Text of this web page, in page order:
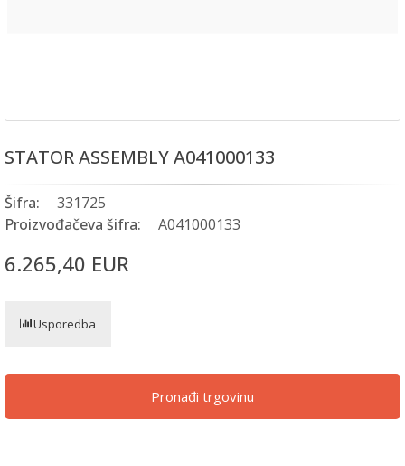
STATOR ASSEMBLY A041000133
Šifra:
331725
Proizvođačeva šifra:
A041000133
6.265,40 EUR
Usporedba
Pronađi trgovinu